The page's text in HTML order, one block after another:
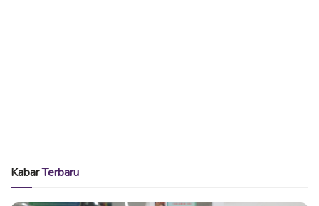
KabarTerbaru